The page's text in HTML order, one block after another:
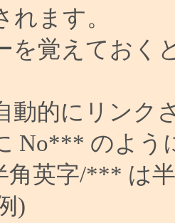
れます。
を覚えておく
動的にリンク
No*** のよう
角英字/*** は
)